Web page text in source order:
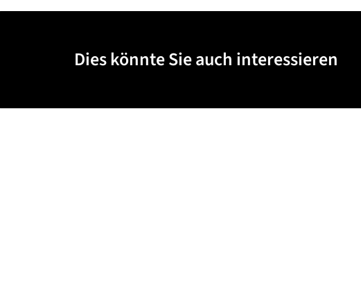
Dies könnte Sie auch interessieren